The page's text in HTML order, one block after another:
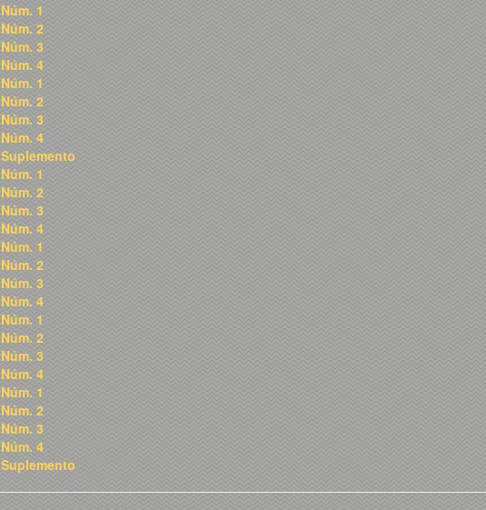
Núm. 1
Núm. 2
Núm. 3
Núm. 4
Núm. 1
Núm. 2
Núm. 3
Núm. 4
Suplemento
Núm. 1
Núm. 2
Núm. 3
Núm. 4
Núm. 1
Núm. 2
Núm. 3
Núm. 4
Núm. 1
Núm. 2
Núm. 3
Núm. 4
Núm. 1
Núm. 2
Núm. 3
Núm. 4
Suplemento